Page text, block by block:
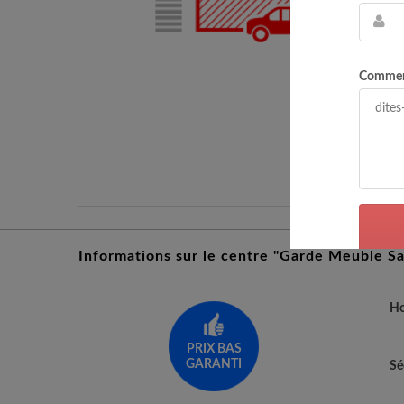
Informations sur le centre "Garde Meuble
PRIX BAS
GARANTI